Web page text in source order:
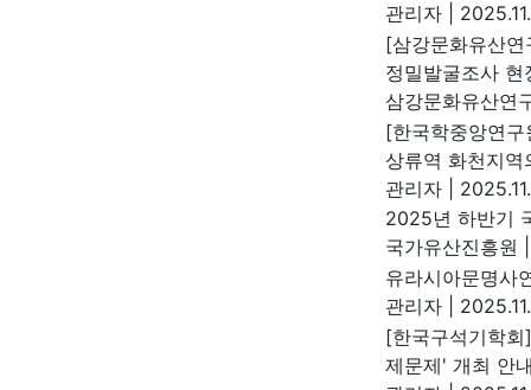
관리자
[삼강문화유산
정밀발굴조사 현
삼강문화유산연
[한국학중앙연
상류역 화천지역
관리자
2025년 하반기
국가유산진흥원
유라시아문명사
관리자
[한국구석기학
제문제' 개최 안